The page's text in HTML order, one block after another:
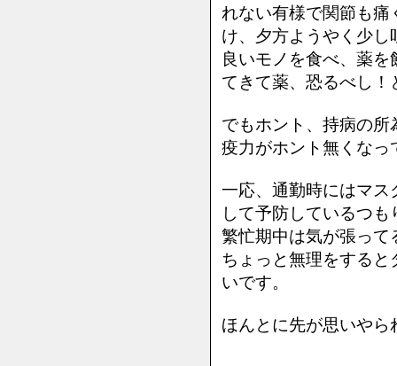
れない有様で関節も痛
け、夕方ようやく少
良いモノを食べ、薬
てきて薬、恐るべし
でもホント、持病の
疫力がホント無くなっ
一応、通勤時にはマス
して予防しているつ
繁忙期中は気が張って
ちょっと無理をする
いです。
ほんとに先が思いやら